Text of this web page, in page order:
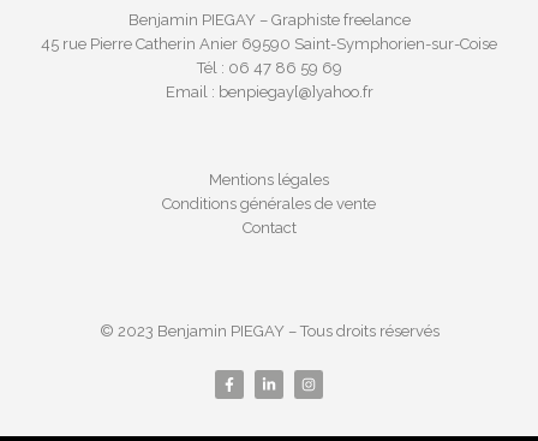
Benjamin PIEGAY – Graphiste freelance
45 rue Pierre Catherin Anier 69590 Saint-Symphorien-sur-Coise
Tél : 06 47 86 59 69
Email : benpiegay[@]yahoo.fr
Mentions légales
Conditions générales de vente
Contact
© 2023 Benjamin PIEGAY – Tous droits réservés